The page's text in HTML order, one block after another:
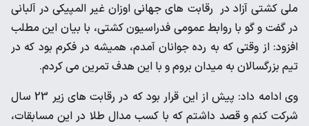
ملی کشتی آزاد در رقابت های جهانی اوزان غیر المپیکی در آلبانی
در گفت و گو با روابط عمومی فدراسیون کشتی، با بیان این مطلب
افزود: از وقتی که به رده جوانان آمدم، همیشه در فکرم بود که در
تیم بزرگسالان به میدان بروم و با این هدف تمرین می کردم.
وی ادامه داد: پیش از این قرار بود که در رقابت های زیر 23 سال
شرکت کنم و قصد داشتم که با کسب مدال طلا در این مسابقات،